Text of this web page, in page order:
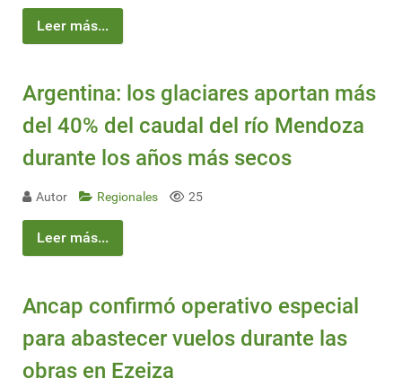
Leer más...
Argentina: los glaciares aportan más
del 40% del caudal del río Mendoza
durante los años más secos
Autor Regionales 25
Leer más...
Ancap confirmó operativo especial
para abastecer vuelos durante las
obras en Ezeiza